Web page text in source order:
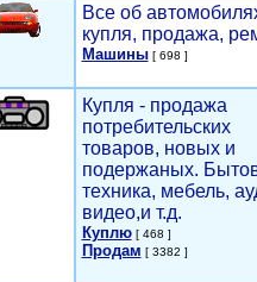
Все об
купля, продажа,
Машины[ 698 ]
Купля - продажа
потребительских
товаров, новых и
подержаных.
техника, мебель,
видео,и т.д.
Куплю[ 468 ]
Продам [ 3382 ]